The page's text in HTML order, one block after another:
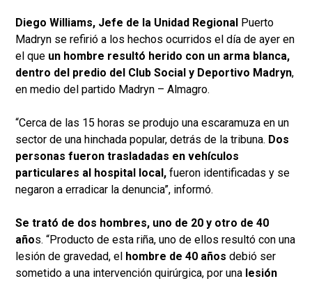
Diego Williams, Jefe de la Unidad Regional Puerto
Madryn se refirió a los hechos ocurridos el día de ayer en
el que un hombre resultó herido con un arma blanca,
dentro del predio del Club Social y Deportivo Madryn,
en medio del partido Madryn – Almagro.
“Cerca de las 15 horas se produjo una escaramuza en un
sector de una hinchada popular, detrás de la tribuna. Dos
personas fueron trasladadas en vehículos
particulares al hospital local, fueron identificadas y se
negaron a erradicar la denuncia”, informó.
Se trató de dos hombres, uno de 20 y otro de 40
años. “Producto de esta riña, uno de ellos resultó con una
lesión de gravedad, el hombre de 40 años debió ser
sometido a una intervención quirúrgica, por una lesión